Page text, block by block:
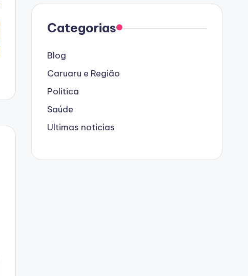
Categorias
Blog
Caruaru e Região
Politica
Saúde
Ultimas noticias